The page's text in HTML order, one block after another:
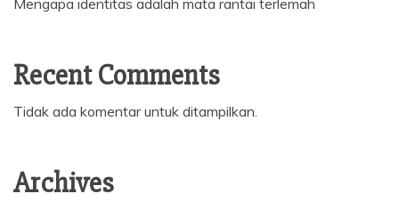
Mengapa identitas adalah mata rantai terlemah
Recent Comments
Tidak ada komentar untuk ditampilkan.
Archives